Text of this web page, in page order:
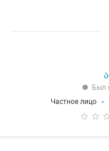
Был
Частное лицо